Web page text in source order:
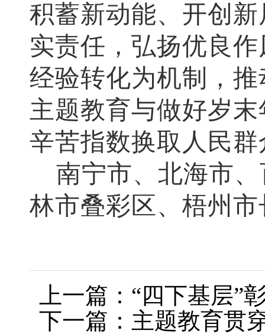
积蓄新动能、开创
实责任，弘扬优良
经验转化为机制，
主题教育与做好岁
辛苦指数换取人民
南宁市、北海市
林市叠彩区、梧州
上一篇：“四下基层”
下一篇：主题教育贯